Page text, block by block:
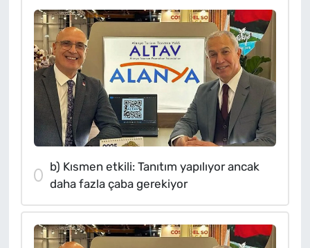
b) Kısmen etkili: Tanıtım yapılıyor ancak
daha fazla çaba gerekiyor